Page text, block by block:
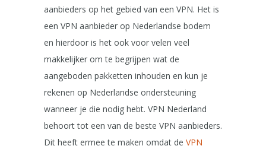
aanbieders op het gebied van een VPN. Het is
een VPN aanbieder op Nederlandse bodem
en hierdoor is het ook voor velen veel
makkelijker om te begrijpen wat de
aangeboden pakketten inhouden en kun je
rekenen op Nederlandse ondersteuning
wanneer je die nodig hebt. VPN Nederland
behoort tot een van de beste VPN aanbieders.
Dit heeft ermee te maken omdat de VPN